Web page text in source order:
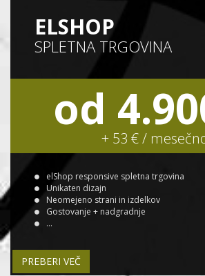
ELSHOP
SPLETNA TRGOVINA
od
+ 53 € /
elShop responsive spletna trgovina
Unikaten dizajn
Neomejeno strani in izdelkov
Gostovanje + nadgradnje
...
PREBERI VEČ